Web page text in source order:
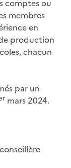
comptes ou
membres
en
production
chacun
par un
mars 2024.